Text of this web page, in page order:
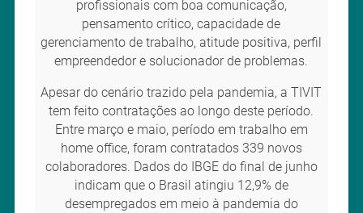
profissionais com boa comunicação,
pensamento crítico, capacidade de
gerenciamento de trabalho, atitude positiva, perfil
empreendedor e solucionador de problemas.
Apesar do cenário trazido pela pandemia, a TIVIT
tem feito contratações ao longo deste período.
Entre março e maio, período em trabalho em
home office, foram contratados 339 novos
colaboradores. Dados do IBGE do final de junho
indicam que o Brasil atingiu 12,9% de
desempregados em meio à pandemia do